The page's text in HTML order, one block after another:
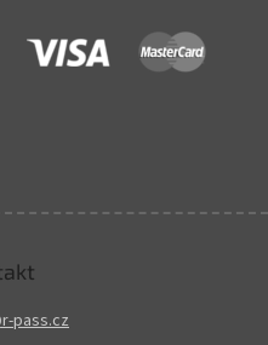
r-pass.cz